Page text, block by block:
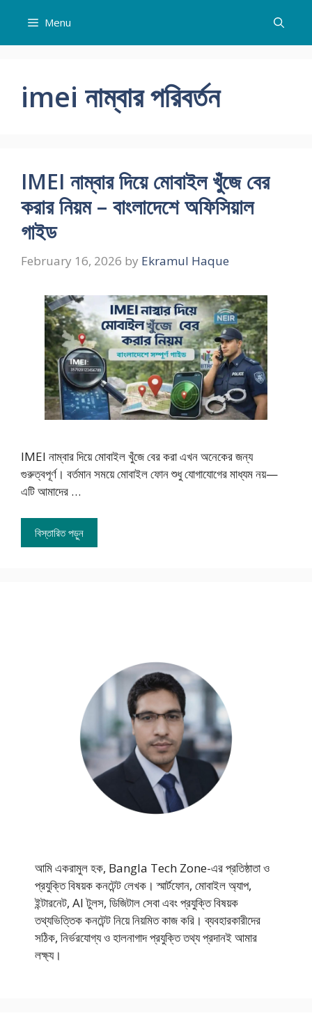
content
Menu
imei নাম্বার পরিবর্তন
IMEI নাম্বার দিয়ে মোবাইল খুঁজে বের
করার নিয়ম – বাংলাদেশে অফিসিয়াল
গাইড
February 16, 2026 by Ekramul Haque
IMEI নাম্বার দিয়ে মোবাইল খুঁজে বের করা এখন অনেকের জন্য
গুরুত্বপূর্ণ। বর্তমান সময়ে মোবাইল ফোন শুধু যোগাযোগের মাধ্যম নয়—
এটি আমাদের …
বিস্তারিত পড়ুন
আমি একরামুল হক, Bangla Tech Zone-এর প্রতিষ্ঠাতা ও
প্রযুক্তি বিষয়ক কনটেন্ট লেখক। স্মার্টফোন, মোবাইল অ্যাপ,
ইন্টারনেট, AI টুলস, ডিজিটাল সেবা এবং প্রযুক্তি বিষয়ক
তথ্যভিত্তিক কনটেন্ট নিয়ে নিয়মিত কাজ করি। ব্যবহারকারীদের
সঠিক, নির্ভরযোগ্য ও হালনাগাদ প্রযুক্তি তথ্য প্রদানই আমার
লক্ষ্য।